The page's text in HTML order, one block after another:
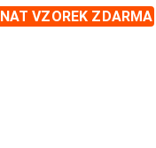
VZOREK ZDARMA